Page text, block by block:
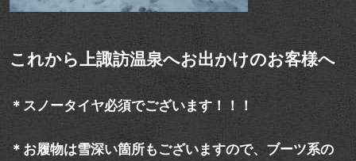
これから上諏訪温泉へお出かけのお客様へ
＊スノータイヤ必須でございます！！！
＊お履物は雪深い箇所もございますので、ブーツ系の